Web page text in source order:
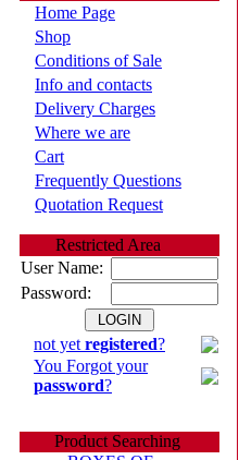
Home Page
Shop
Conditions of Sale
Info and contacts
Delivery Charges
Where we are
Cart
Frequently Questions
Quotation Request
Restricted Area
User Name:
Password:
not yet registered?
You Forgot your
password?
Product Searching